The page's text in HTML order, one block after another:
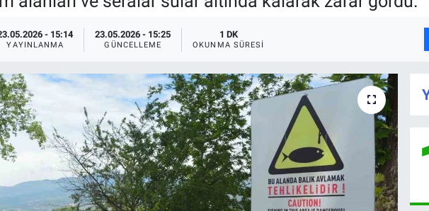
- 15:14
YAYINLANMA
23.05.2026 - 15:25
GÜNCELLEME
1 DK
OKUNMA SÜRESI